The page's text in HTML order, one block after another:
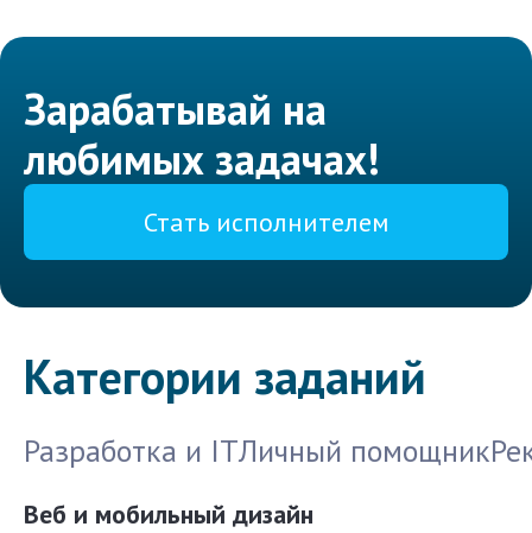
Зарабатывай на
любимых задачах!
Стать исполнителем
Категории заданий
Разработка и ITЛичный помощник
Веб и мобильный дизайн